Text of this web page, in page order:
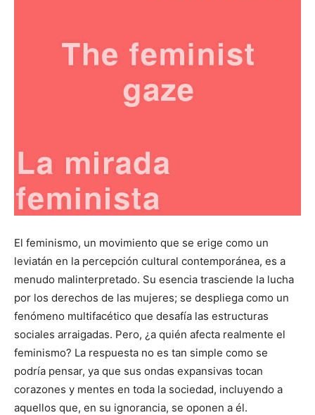
El feminismo, un movimiento que se erige como un
leviatán en la percepción cultural contemporánea, es a
menudo malinterpretado. Su esencia trasciende la lucha
por los derechos de las mujeres; se despliega como un
fenómeno multifacético que desafía las estructuras
sociales arraigadas. Pero, ¿a quién afecta realmente el
feminismo? La respuesta no es tan simple como se
podría pensar, ya que sus ondas expansivas tocan
corazones y mentes en toda la sociedad, incluyendo a
aquellos que, en su ignorancia, se oponen a él.